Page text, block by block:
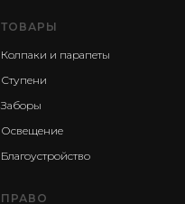
ТОВАРЫ
Колпаки и парапеты
Ступени
Заборы
Освещение
Благоустройство
ПРАВО